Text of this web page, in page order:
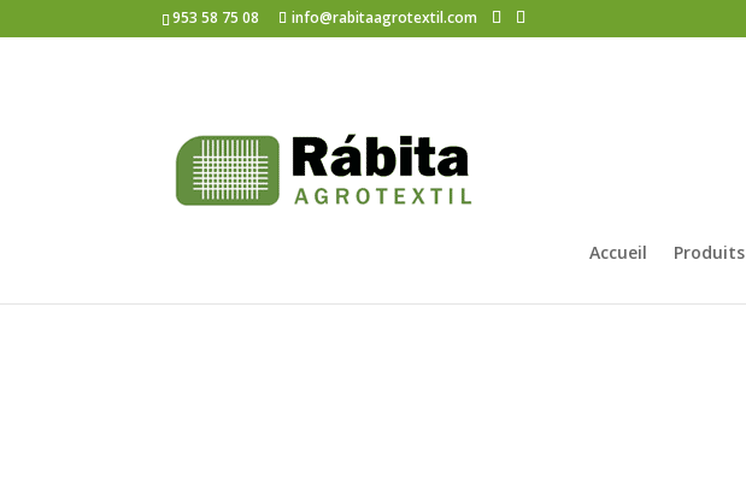
953 58 75 08 info@rabitaagrotextil.com
Accueil Produits